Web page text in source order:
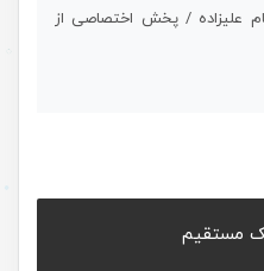
علیزاده / پخش اختصاصی از
مستقیم